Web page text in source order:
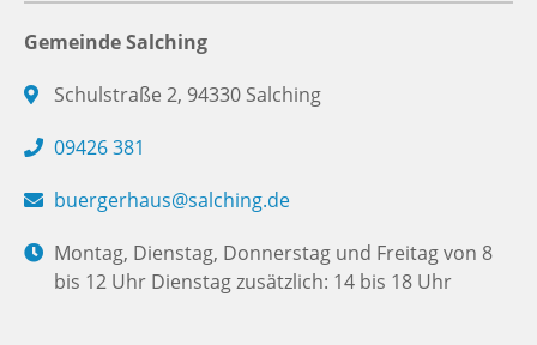
Gemeinde Salching
Schulstraße 2, 94330 Salching
09426 381
buergerhaus@salching.de
Montag, Dienstag, Donnerstag und Freitag von 8
bis 12 Uhr Dienstag zusätzlich: 14 bis 18 Uhr